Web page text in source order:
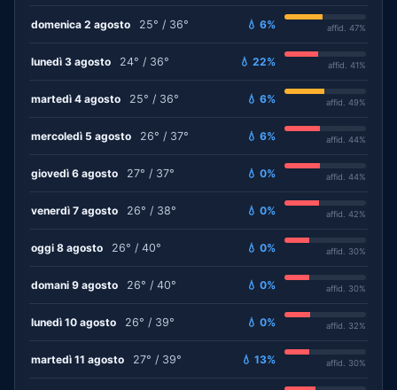
domenica 2 agosto 25° / 36° 💧 6% affid. 47%
lunedì 3 agosto 24° / 36° 💧 22% affid. 41%
martedì 4 agosto 25° / 36° 💧 6% affid. 49%
mercoledì 5 agosto 26° / 37° 💧 6% affid. 44%
giovedì 6 agosto 27° / 37° 💧 0% affid. 44%
venerdì 7 agosto 26° / 38° 💧 0% affid. 42%
oggi 8 agosto 26° / 40° 💧 0% affid. 30%
domani 9 agosto 26° / 40° 💧 0% affid. 30%
lunedì 10 agosto 26° / 39° 💧 0% affid. 32%
martedì 11 agosto 27° / 39° 💧 13% affid. 30%